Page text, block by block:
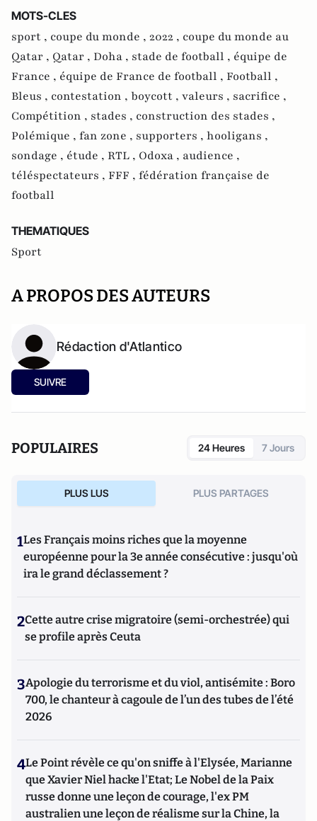
MOTS-CLES
sport , coupe du monde , 2022 , coupe du monde au
Qatar , Qatar , Doha , stade de football , équipe de
France , équipe de France de football , Football ,
Bleus , contestation , boycott , valeurs , sacrifice ,
Compétition , stades , construction des stades ,
Polémique , fan zone , supporters , hooligans ,
sondage , étude , RTL , Odoxa , audience ,
téléspectateurs , FFF , fédération française de
football
THEMATIQUES
Sport
A PROPOS DES AUTEURS
Rédaction d'Atlantico
SUIVRE
POPULAIRES 24 Heures 7 Jours
PLUS LUS PLUS PARTAGES
1Les Français moins riches que la moyenne
européenne pour la 3e année consécutive : jusqu'où
ira le grand déclassement ?
2Cette autre crise migratoire (semi-orchestrée) qui
se profile après Ceuta
3Apologie du terrorisme et du viol, antisémite : Boro
700, le chanteur à cagoule de l’un des tubes de l’été
2026
4Le Point révèle ce qu'on sniffe à l'Elysée, Marianne
que Xavier Niel hacke l'Etat; Le Nobel de la Paix
russe donne une leçon de courage, l'ex PM
australien une leçon de réalisme sur la Chine, la